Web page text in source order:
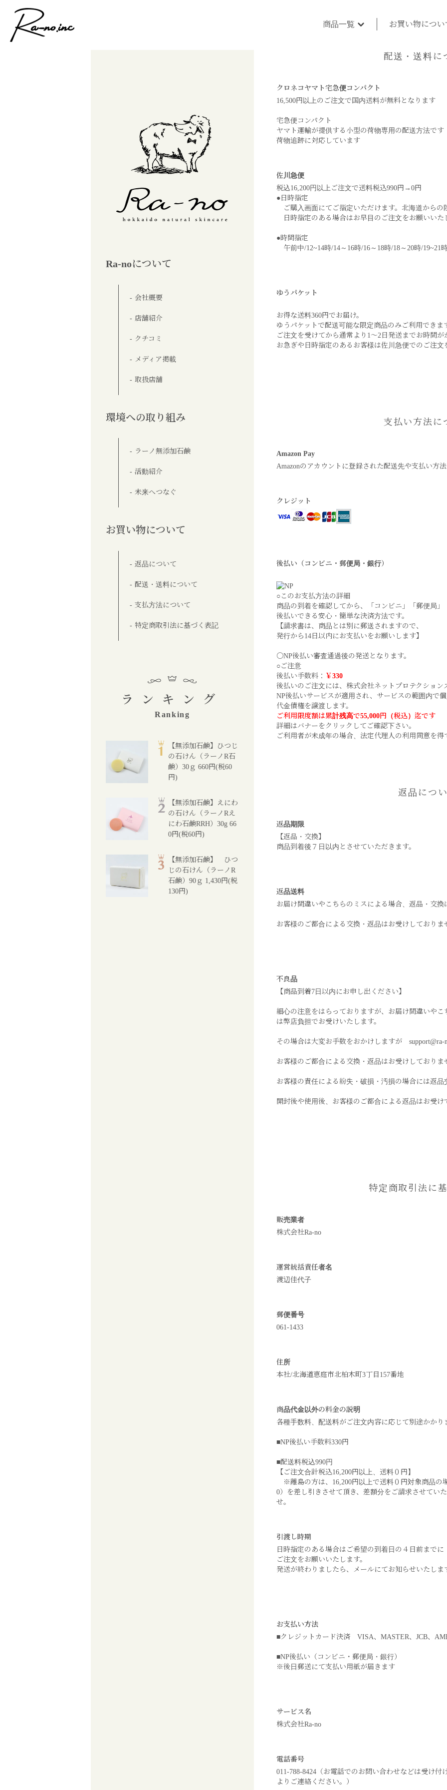
商品一覧 お買い物につい
配送・送料に
クロネコヤマト宅急便コンパクト
16,500円以上のご注文で国内送料が無料となります
宅急便コンパクト
ヤマト運輸が提供する小型の荷物専用の配送方法です
荷物追跡に対応しています
佐川急便
税込16,200円以上ご注文で送料税込990円→0円
●日時指定
ご購入画面にてご指定いただけます。北海道からの
日時指定のある場合はお早目のご注文をお願いいた
●時間指定
午前中/12~14時/14～16時/16～18時/18～20時/19~21
ゆうパケット
お得な送料360円でお届け。
ゆうパケットで配送可能な限定商品のみご利用できま
ご注文を受けてから通常より1～2日発送までお時間が
お急ぎや日時指定のあるお客様は佐川急便でのご注文
支払い方法に
Amazon Pay
Amazonのアカウントに登録された配送先や支払い方
クレジット
後払い（コンビニ・郵便局・銀行）
○このお支払方法の詳細
商品の到着を確認してから、「コンビニ」「郵便局」
後払いできる安心・簡単な決済方法です。
【請求書は、商品とは別に郵送されますので、
発行から14日以内にお支払いをお願いします】
〇NP後払い審査通過後の発送となります。
○ご注意
後払い手数料： ￥330
後払いのご注文には、 株式会社ネットプロテクション
NP後払いサービスが適用され、サービスの範囲内で個
代金債権を譲渡します。
ご利用限度額は累計残高で55,000円（税込）迄です
詳細はバナーをクリックしてご確認下さい。
ご利用者が未成年の場合、法定代理人の利用同意を得
返品につ
返品期限
【返品・交換】
商品到着後７日以内とさせていただきます。
返品送料
お届け間違いやこちらのミスによる場合、返品・交換
お客様のご都合による交換・返品はお受けしておりま
不良品
【商品到着7日以内にお申し出ください】
細心の注意をはらっておりますが、お届け間違いや
は弊店負担でお受けいたします。
その場合は大変お手数をおかけしますが support@ra-
お客様のご都合による交換・返品はお受けしておりま
お客様の責任による紛失・破損・汚損の場合には返品
開封後や使用後、お客様のご都合による返品はお受け
特定商取引法に
販売業者
株式会社Ra-no
運営統括責任者名
渡辺佳代子
郵便番号
061-1433
住所
本社/北海道恵庭市北柏木町3丁目157番地
商品代金以外の料金の説明
各種手数料、配送料がご注文内容に応じて別途かかり
■NP後払い手数料330円
■配送料税込990円
【ご注文合計税込16,200円以上、送料０円】
※離島の方は、16,200円以上で送料０円対象商品の
0）を差し引きさせて頂き、差額分をご請求させてい
せ。
引渡し時期
日時指定のある場合はご希望の到着日の４日前までに
ご注文をお願いいたします。
発送が終わりましたら、メールにてお知らせいたしま
お支払い方法
■クレジットカード決済 VISA、MASTER、JCB、
■NP後払い（コンビニ・郵便局・銀行）
※後日郵送にて支払い用紙が届きます
サービス名
株式会社Ra-no
電話番号
011-788-8424（お電話でのお問い合わせなどは受け
よりご連絡ください。）
Ra-noについて
会社概要
店舗紹介
クチコミ
メディア掲載
取扱店舗
環境への取り組み
ラーノ無添加石鹸
活動紹介
未来へつなぐ
お買い物について
返品について
配送・送料について
支払方法について
特定商取引法に基づく表記
ランキング
Ranking
【無添加石鹸】ひつじ
の石けん（ラーノR石
鹸）30ｇ 660円(税60
円)
【無添加石鹸】えにわ
の石けん（ラーノRえ
にわ石鹸RRH）30g 66
0円(税60円)
【無添加石鹸】 ひつ
じの石けん（ラーノR
石鹸）90ｇ 1,430円(税
130円)